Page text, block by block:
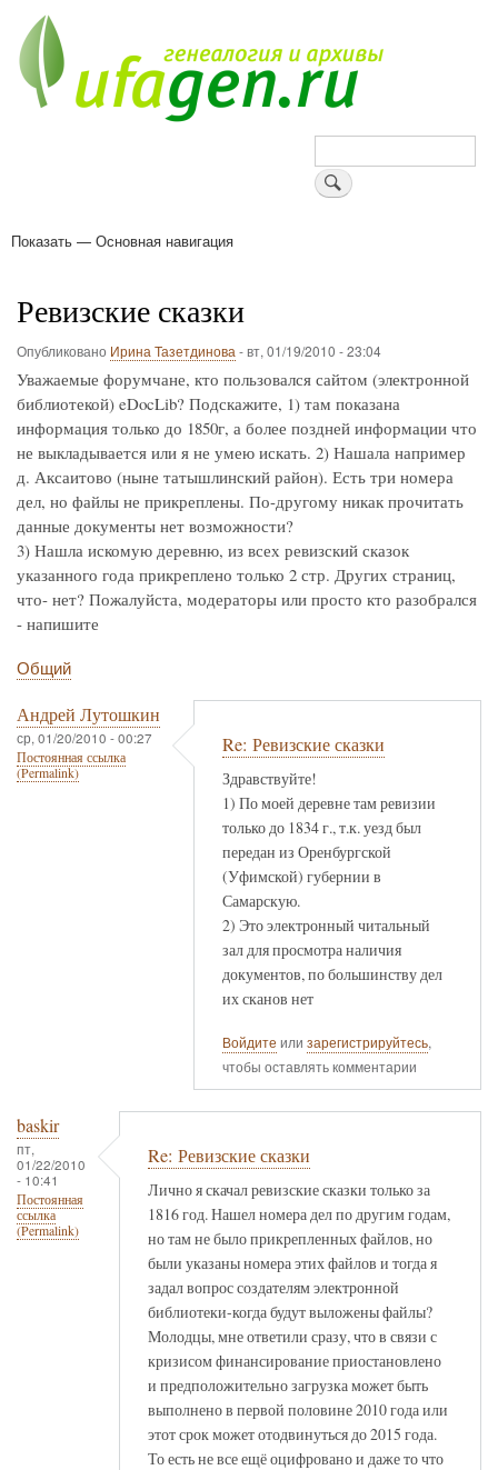
основному
содержанию
Поиск
Основная
Показать — Основная навигация
Ревизские сказки
Опубликовано Ирина Тазетдинова -вт, 01/19/2010 - 23:04
Уважаемые форумчане, кто пользовался сайтом (электронной
библиотекой) eDocLib? Подскажите, 1) там показана
информация только до 1850г, а более поздней информации что
не выкладывается или я не умею искать. 2) Нашала например
д. Аксаитово (ныне татышлинский район). Есть три номера
дел, но файлы не прикреплены. По-другому никак прочитать
данные документы нет возможности?
3) Нашла искомую деревню, из всех ревизский сказок
указанного года прикреплено только 2 стр. Других страниц,
что- нет? Пожалуйста, модераторы или просто кто разобрался
- напишите
Общий
Андрей Лутошкин
ср, 01/20/2010 - 00:27
Постоянная ссылка
(Permalink)
Re: Ревизские сказки
Здравствуйте!
1) По моей деревне там ревизии
только до 1834 г., т.к. уезд был
передан из Оренбургской
(Уфимской) губернии в
Самарскую.
2) Это электронный читальный
зал для просмотра наличия
документов, по большинству дел
их сканов нет
Войдите или зарегистрируйтесь,
чтобы оставлять комментарии
baskir
пт,
01/22/2010
- 10:41
Постоянная
ссылка
(Permalink)
Re: Ревизские сказки
Лично я скачал ревизские сказки только за
1816 год. Нашел номера дел по другим годам,
но там не было прикрепленных файлов, но
были указаны номера этих файлов и тогда я
задал вопрос создателям электронной
библиотеки-когда будут выложены файлы?
Молодцы, мне ответили сразу, что в связи с
кризисом финансирование приостановлено
и предположительно загрузка может быть
выполнено в первой половине 2010 года или
этот срок может отодвинуться до 2015 года.
То есть не все ещё оцифровано и даже то что